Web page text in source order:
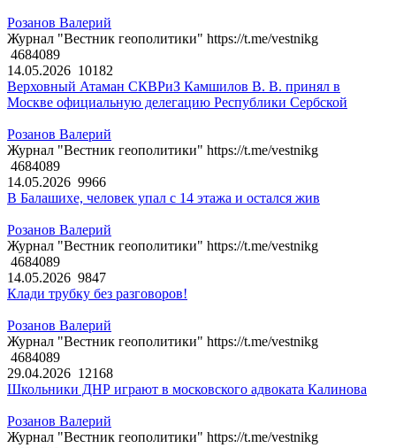
Розанов Валерий
Журнал "Вестник геополитики" https://t.me/vestnikg
4684089
14.05.2026 10182
Верховный Атаман СКВРиЗ Камшилов В. В. принял в
Москве официальную делегацию Республики Сербской
Розанов Валерий
Журнал "Вестник геополитики" https://t.me/vestnikg
4684089
14.05.2026 9966
В Балашихе, человек упал с 14 этажа и остался жив
Розанов Валерий
Журнал "Вестник геополитики" https://t.me/vestnikg
4684089
14.05.2026 9847
Клади трубку без разговоров!
Розанов Валерий
Журнал "Вестник геополитики" https://t.me/vestnikg
4684089
29.04.2026 12168
Школьники ДНР играют в московского адвоката Калинова
Розанов Валерий
Журнал "Вестник геополитики" https://t.me/vestnikg